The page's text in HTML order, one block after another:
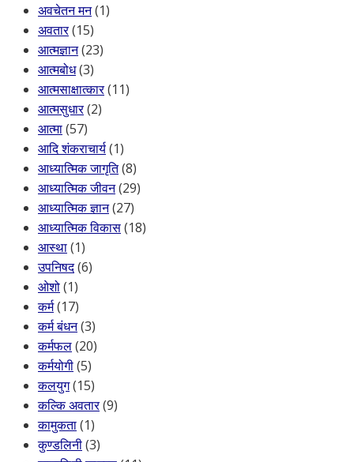
अवचेतन मन(1)
अवतार(15)
आत्मज्ञान(23)
आत्मबोध(3)
आत्मसाक्षात्कार(11)
आत्मसुधार(2)
आत्मा(57)
आदि शंकराचार्य(1)
आध्यात्मिक जागृति(8)
आध्यात्मिक जीवन(29)
आध्यात्मिक ज्ञान(27)
आध्यात्मिक विकास(18)
आस्था(1)
उपनिषद(6)
ओशो(1)
कर्म(17)
कर्म बंधन(3)
कर्मफल(20)
कर्मयोगी(5)
कलयुग(15)
कल्कि अवतार(9)
कामुकता(1)
कुण्डलिनी(3)